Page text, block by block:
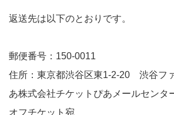
返送先は以下のとおりです。
郵便番号：150-0011
住所：東京都渋谷区東1-2-20 渋谷フ
あ株式会社チケットぴあメールセン
オフチケット宛